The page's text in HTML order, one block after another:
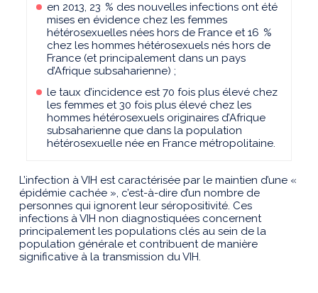
en 2013, 23 % des nouvelles infections ont été
mises en évidence chez les femmes
hétérosexuelles nées hors de France et 16 %
chez les hommes hétérosexuels nés hors de
France (et principalement dans un pays
d’Afrique sub­saharienne) ;
le taux d’incidence est 70 fois plus élevé chez
les femmes et 30 fois plus élevé chez les
hommes hétérosexuels origi­naires d’Afrique
subsaharienne que dans la population
hétérosexuelle née en France métropolitaine.
L’infection à VIH est caractérisée par le maintien d’une «
épidémie cachée », c’est-à-dire d’un nombre de
personnes qui ignorent leur séropositivité. Ces
infections à VIH non diagnostiquées concernent
principalement les populations clés au sein de la
population générale et contribuent de manière
significative à la transmission du VIH.